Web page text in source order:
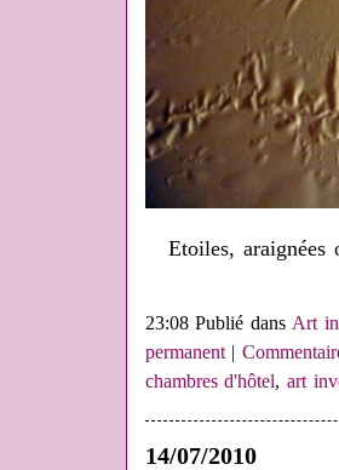
Etoiles,
23:08 Publié dansArt
permanent|
chambres d'hôtel,art
14/07/2010